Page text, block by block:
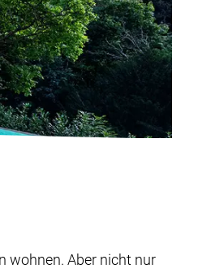
wohnen. Aber nicht nur